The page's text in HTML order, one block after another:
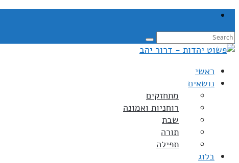
ראשי
נושאים
מתחזקים
רוחניות ואמונה
שבת
תורה
תפילה
בלוג